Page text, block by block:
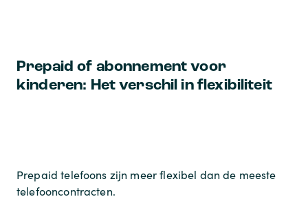
Prepaid of abonnement voor
kinderen: Het verschil in flexibiliteit
Prepaid telefoons zijn meer flexibel dan de meeste
telefooncontracten.